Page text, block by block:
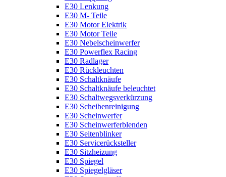
E30 Lenkung
E30 M- Teile
E30 Motor Elektrik
E30 Motor Teile
E30 Nebelscheinwerfer
E30 Powerflex Racing
E30 Radlager
E30 Rückleuchten
E30 Schaltknäufe
E30 Schaltknäufe beleuchtet
E30 Schaltwegsverkürzung
E30 Scheibenreinigung
E30 Scheinwerfer
E30 Scheinwerferblenden
E30 Seitenblinker
E30 Servicerücksteller
E30 Sitzheizung
E30 Spiegel
E30 Spiegelgläser